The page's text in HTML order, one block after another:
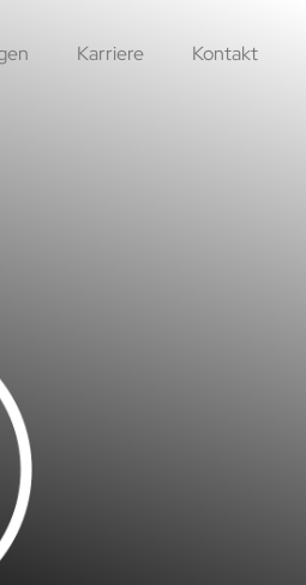
Karriere Kontakt